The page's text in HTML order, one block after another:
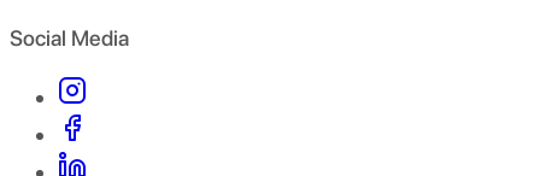
Social Media